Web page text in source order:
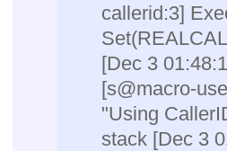
callerid:3]
[Dec 3
[s@macro-
"Using
stack [Dec 3